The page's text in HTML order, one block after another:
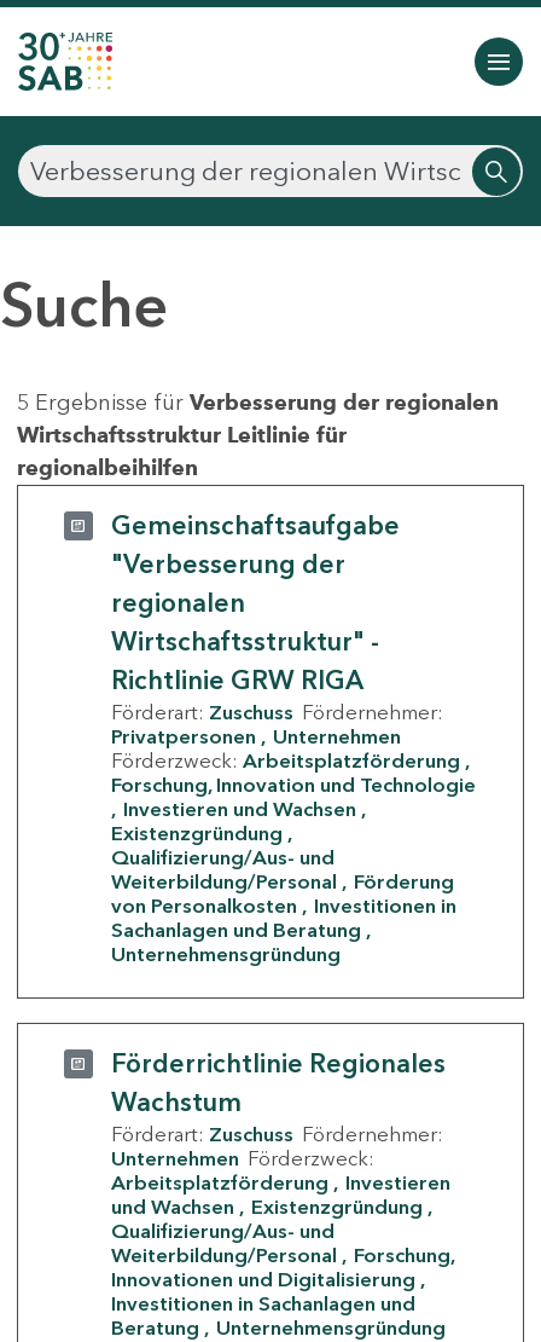
Suche
5 Ergebnisse für Verbesserung der regionalen
Wirtschaftsstruktur Leitlinie für
regionalbeihilfen
Gemeinschaftsaufgabe
"Verbesserung der
regionalen
Wirtschaftsstruktur" -
Richtlinie GRW RIGA
Förderart: Zuschuss Fördernehmer:
Privatpersonen
Unternehmen
Förderzweck: Arbeitsplatzförderung
Forschung, Innovation und Technologie
Investieren und Wachsen
Existenzgründung
Qualifizierung/Aus- und
Weiterbildung/Personal
Förderung
von Personalkosten
Investitionen in
Sachanlagen und Beratung
Unternehmensgründung
Förderrichtlinie Regionales
Wachstum
Förderart: Zuschuss Fördernehmer:
Unternehmen Förderzweck:
Arbeitsplatzförderung
Investieren
und Wachsen
Existenzgründung
Qualifizierung/Aus- und
Weiterbildung/Personal
Forschung,
Innovationen und Digitalisierung
Investitionen in Sachanlagen und
Beratung
Unternehmensgründung